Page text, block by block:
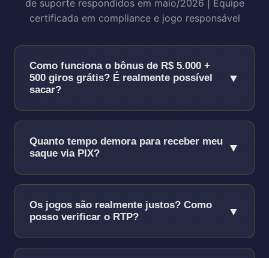
de suporte respondidos em maio/2026 | Equipe
certificada em compliance e jogo responsável
Como funciona o bônus de R$ 5.000 +
500 giros grátis? É realmente possível
sacar?
▼
Sim, é 100% real e sacável!O bônus funciona
assim:
Depósito mínimo:
deposite R$ 1.000, receba +R$ 1.000 = R$
500 Giros grátis:50 giros/dia por 10 dias
Quanto tempo demora para receber meu
saque via PIX?
▼
PIX funciona 24/7/365, incluindo finais de
semana e feriados!
Os jogos são realmente justos? Como
posso verificar o RTP?
▼
Somos auditados mensalmente por 3